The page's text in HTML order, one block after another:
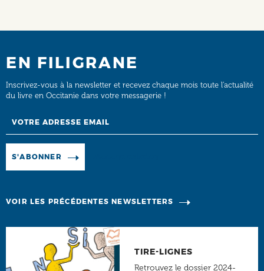
EN FILIGRANE
Inscrivez-vous à la newsletter et recevez chaque mois toute l’actualité
du livre en Occitanie dans votre messagerie !
S'ABONNER
VOIR LES PRÉCÉDENTES NEWSLETTERS
TIRE-LIGNES
Retrouvez le dossier 2024-